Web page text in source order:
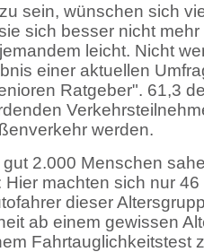
sein, wünschen sich
sich besser nicht
leicht. Nicht
einer aktuellen
Ratgeber". 61,3
werden.
2.000 Menschen
machten sich nur
dieser
ab einem gewissen
Fahrtauglichkeitstest